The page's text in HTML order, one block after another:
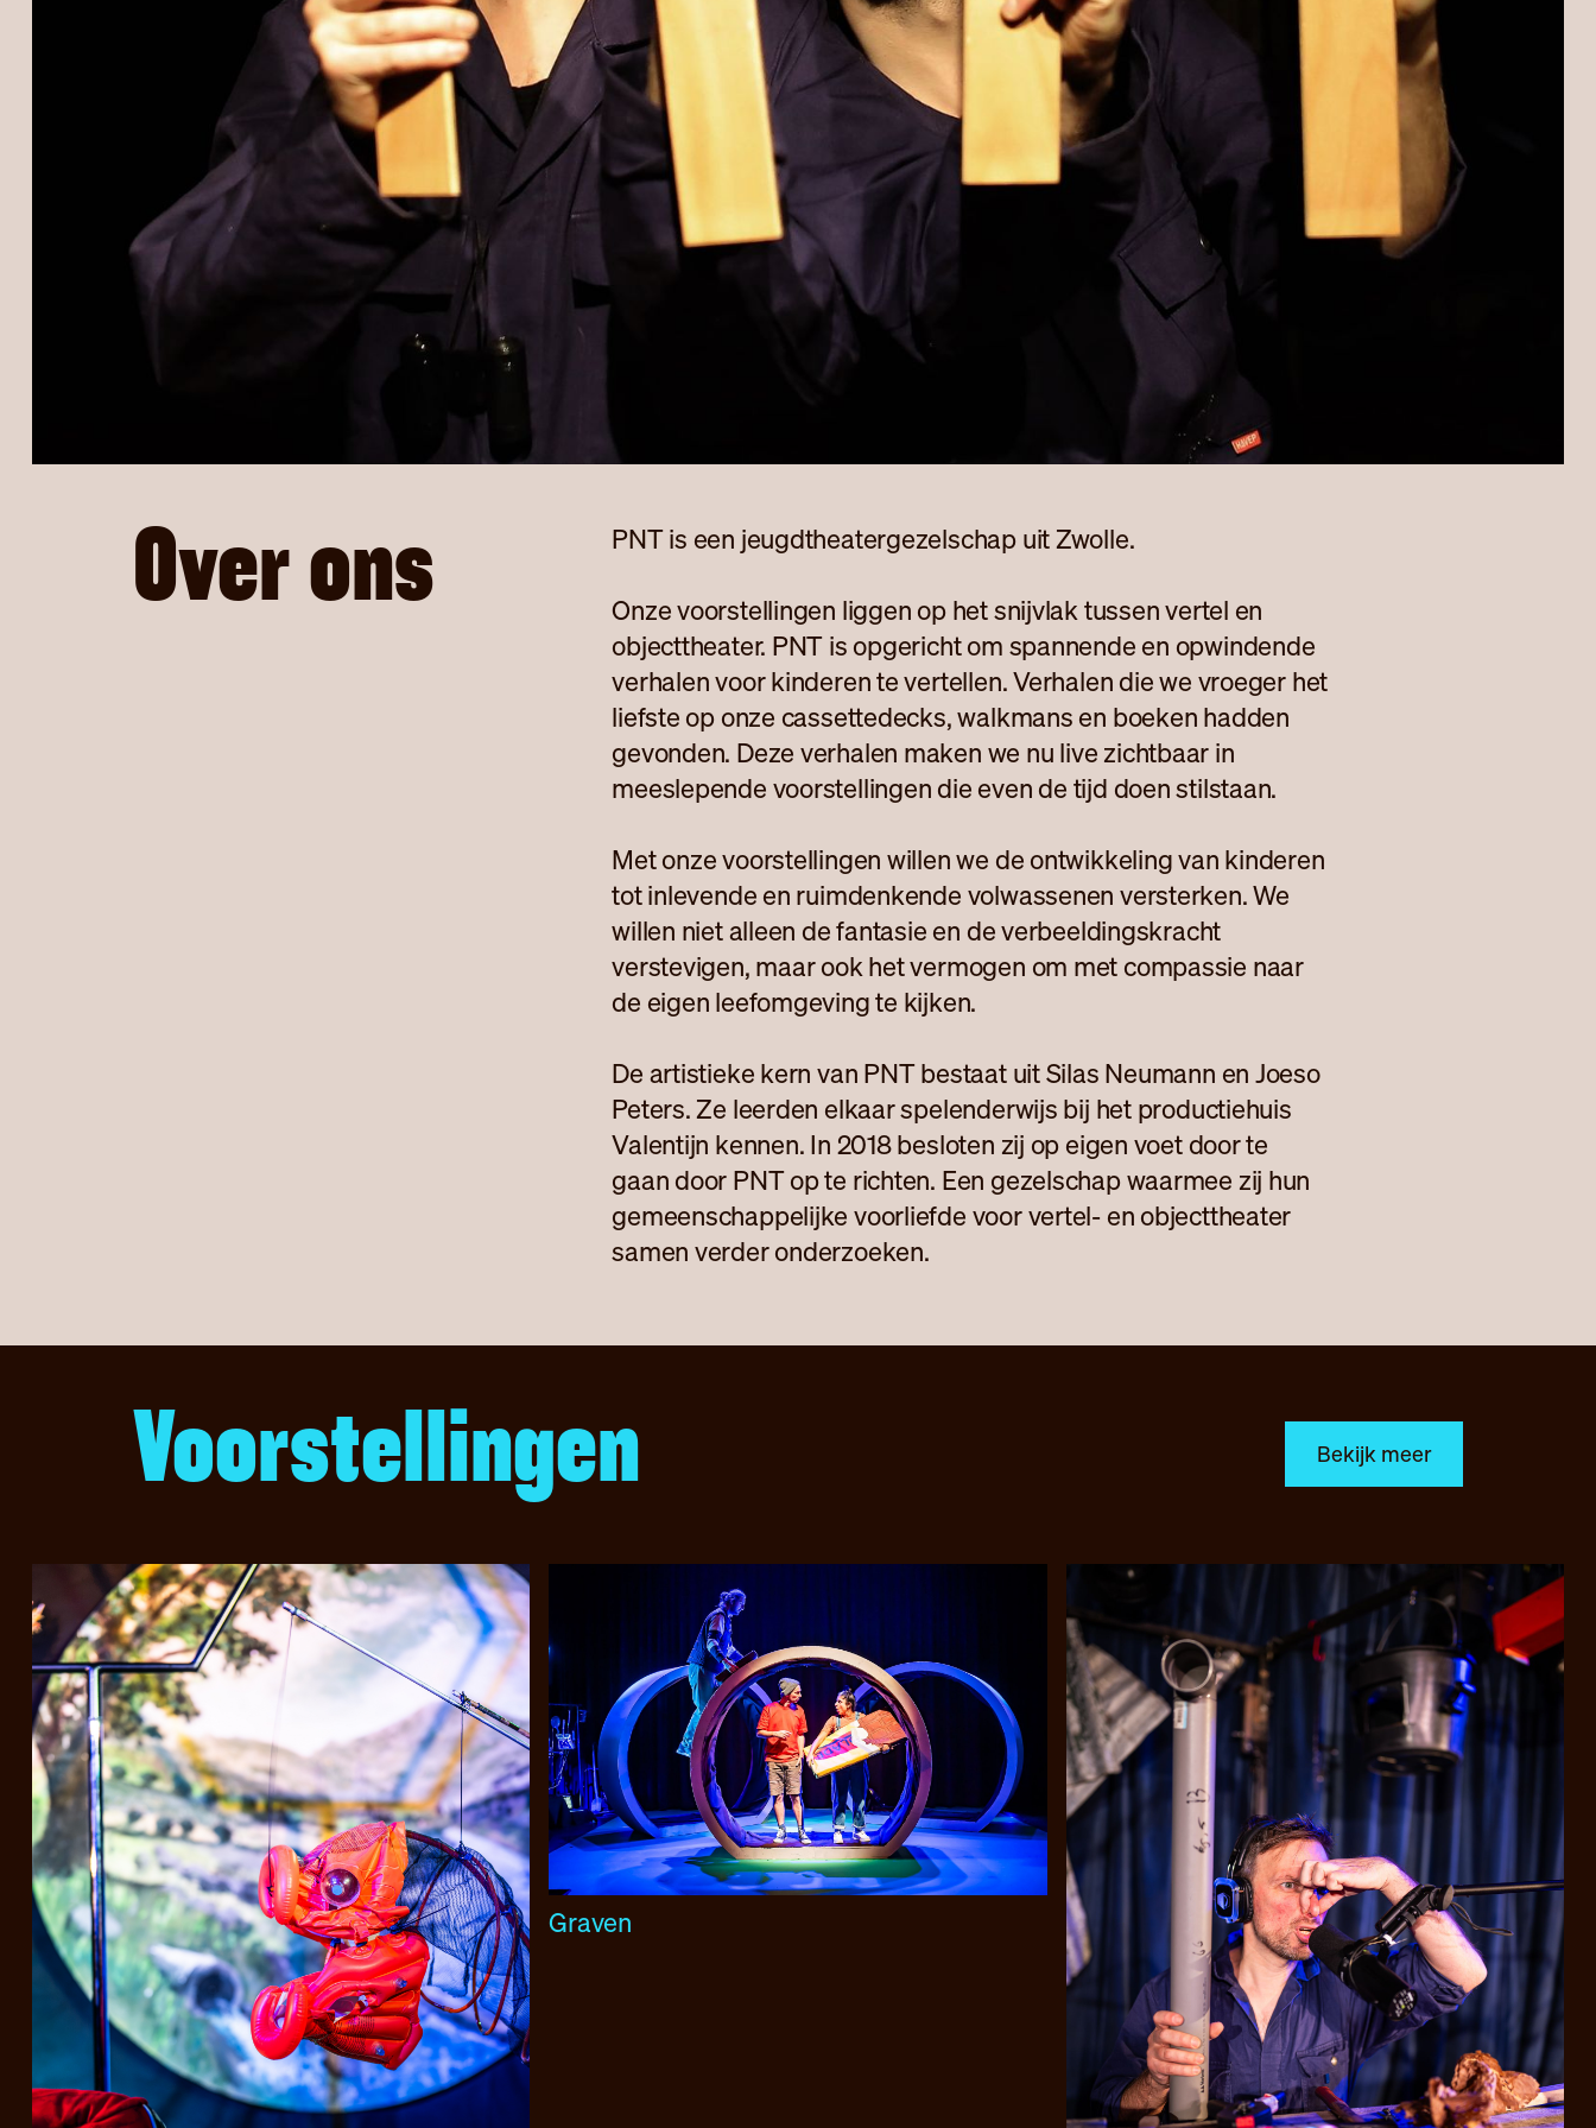
Over ons PNT is een jeugdtheatergezelschap uit Zwolle.
Onze voorstellingen liggen op het snijvlak tussen vertel en
objecttheater. PNT is opgericht om spannende en opwindende
verhalen voor kinderen te vertellen. Verhalen die we vroeger het
liefste op onze cassettedecks, walkmans en boeken hadden
gevonden. Deze verhalen maken we nu live zichtbaar in
meeslepende voorstellingen die even de tijd doen stilstaan.
Met onze voorstellingen willen we de ontwikkeling van kinderen
tot inlevende en ruimdenkende volwassenen versterken. We
willen niet alleen de fantasie en de verbeeldingskracht
verstevigen, maar ook het vermogen om met compassie naar
de eigen leefomgeving te kijken.
De artistieke kern van PNT bestaat uit Silas Neumann en Joeso
Peters. Ze leerden elkaar spelenderwijs bij het productiehuis
Valentijn kennen. In 2018 besloten zij op eigen voet door te
gaan door PNT op te richten. Een gezelschap waarmee zij hun
gemeenschappelijke voorliefde voor vertel- en objecttheater
samen verder onderzoeken.
Voorstellingen Bekijk meer
Graven